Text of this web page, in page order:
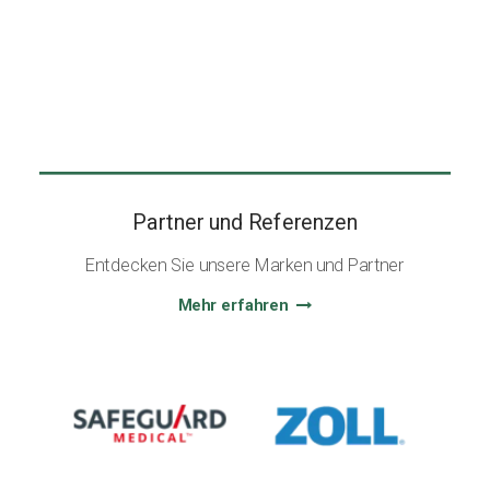
Partner und Referenzen
Entdecken Sie unsere Marken und Partner
Mehr erfahren